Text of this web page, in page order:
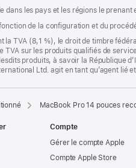
dans les pays et les régions le prenant
de la configuration et du
la TVA (8,1 %), le droit de timbre
TVA sur les produits qualifiés de
produits, à savoir la République
Ltd. agit en tant qu’agent lié
MacBook Pro 14 pouces
Compte
Gérer le compte Apple
Compte Apple Store